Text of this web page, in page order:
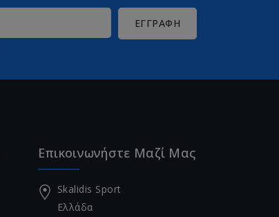
Επικοινωνήστε Μαζί Μας
Skalidis Sport
Ελλάδα